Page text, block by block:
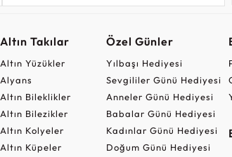
Altın Takılar
Altın Yüzükler
Alyans
Altın Bileklikler
Altın Bilezikler
Altın Kolyeler
Altın Küpeler
Özel Günler
Yılbaşı Hediyesi
Sevgililer Günü Hediyesi
Anneler Günü Hediyesi
Babalar Günü Hediyesi
Kadınlar Günü Hediyesi
Doğum Günü Hediyesi